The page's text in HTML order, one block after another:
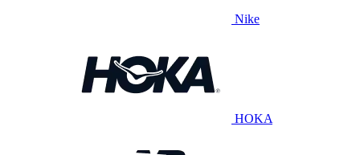
Nike
HOKA